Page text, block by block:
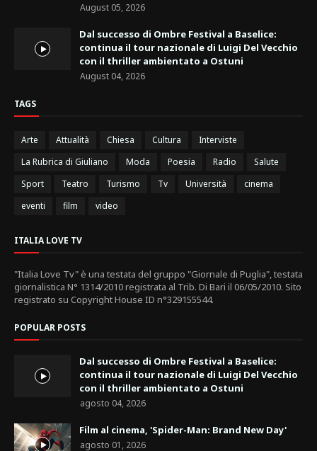
August 05, 2026
Dal successo di Ombre Festival a Baselice:
continua il tour nazionale di Luigi Del Vecchio
con il thriller ambientato a Ostuni
August 04, 2026
TAGS
Arte Attualità Chiesa Cultura
Interviste
La Rubrica di Giuliano
Moda Poesia Radio
Salute
Sport
Teatro Turismo Tv Università
cinema
eventi
film video
ITALIA LOVE TV
"Italia Love Tv" è una testata del gruppo "Giornale di Puglia", testata
giornalistica N° 1314/2010 registrata al Trib. Di Bari il 06/05/2010. Sito
registrato su Copyright House ID n°329155544.
POPULAR POSTS
Dal successo di Ombre Festival a Baselice:
continua il tour nazionale di Luigi Del Vecchio
con il thriller ambientato a Ostuni
agosto 04, 2026
Film al cinema, 'Spider-Man: Brand New Day'
agosto 01, 2026